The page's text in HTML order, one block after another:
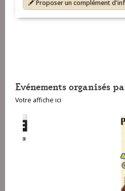
Proposer un complément
Evénements organisés
Votre affiche ici